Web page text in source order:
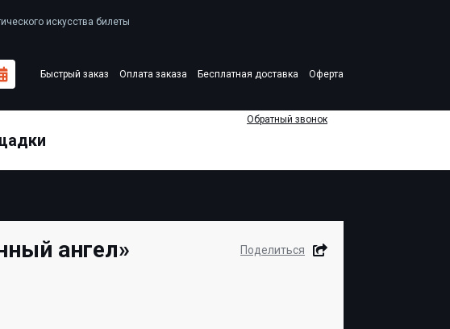
искусства билеты
Быстрый заказ Оплата заказа Бесплатная доставка Оферта
Обратный звонок
ангел» Поделиться